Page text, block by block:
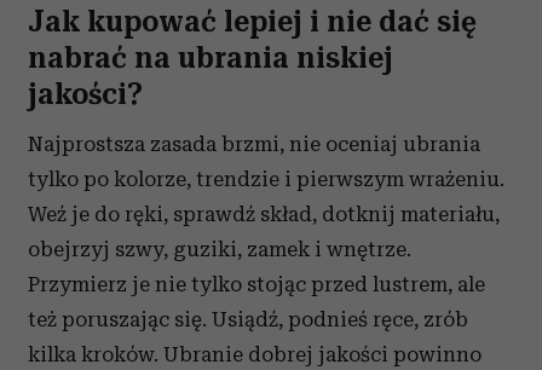
Jak kupować lepiej i nie dać się
nabrać na ubrania niskiej
jakości?
Najprostsza zasada brzmi, nie oceniaj ubrania
tylko po kolorze, trendzie i pierwszym wrażeniu.
Weź je do ręki, sprawdź skład, dotknij materiału,
obejrzyj szwy, guziki, zamek i wnętrze.
Przymierz je nie tylko stojąc przed lustrem, ale
też poruszając się. Usiądź, podnieś ręce, zrób
kilka kroków. Ubranie dobrej jakości powinno